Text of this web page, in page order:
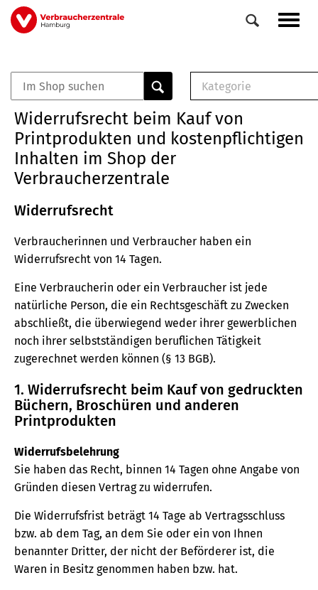
Direkt
zum
Veranstaltungen
0
Elemente
Kategorie
Musterbrief (RTF)
E-Broschüre
Widerrufsrecht beim Kauf von
Printprodukten und kostenpflichtigen
Inhalten im Shop der
Verbraucherzentrale
Widerrufsrecht
Verbraucherinnen und Verbraucher haben ein
Widerrufsrecht von 14 Tagen.
Eine Verbraucherin oder ein Verbraucher ist jede
natürliche Person, die ein Rechtsgeschäft zu Zwecken
abschließt, die überwiegend weder ihrer gewerblichen
noch ihrer selbstständigen beruflichen Tätigkeit
zugerechnet werden können (§ 13 BGB).
1. Widerrufsrecht beim Kauf von gedruckten
Büchern, Broschüren und anderen
Printprodukten
Widerrufsbelehrung
Sie haben das Recht, binnen 14 Tagen ohne Angabe von
Gründen diesen Vertrag zu widerrufen.
Die Widerrufsfrist beträgt 14 Tage ab Vertragsschluss
bzw. ab dem Tag, an dem Sie oder ein von Ihnen
benannter Dritter, der nicht der Beförderer ist, die
Waren in Besitz genommen haben bzw. hat.